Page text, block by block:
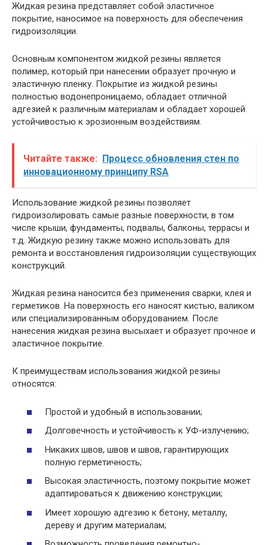
Жидкая резина представляет собой эластичное
покрытие, наносимое на поверхность для обеспечения
гидроизоляции.
Основным компонентом жидкой резины является
полимер, который при нанесении образует прочную и
эластичную пленку. Покрытие из жидкой резины
полностью водонепроницаемо, обладает отличной
адгезией к различным материалам и обладает хорошей
устойчивостью к эрозионным воздействиям.
Читайте также:
Процесс обновления стен по
инновационному принципу RSA
Использование жидкой резины позволяет
гидроизолировать самые разные поверхности, в том
числе крыши, фундаменты, подвалы, балконы, террасы и
т.д. Жидкую резину также можно использовать для
ремонта и восстановления гидроизоляции существующих
конструкций.
Жидкая резина наносится без применения сварки, клея и
герметиков. На поверхность его наносят кистью, валиком
или специализированным оборудованием. После
нанесения жидкая резина высыхает и образует прочное и
эластичное покрытие.
К преимуществам использования жидкой резины
относятся:
Простой и удобный в использовании;
Долговечность и устойчивость к УФ-излучению;
Никаких швов, швов и швов, гарантирующих
полную герметичность;
Высокая эластичность, поэтому покрытие может
адаптироваться к движению конструкции;
Имеет хорошую адгезию к бетону, металлу,
дереву и другим материалам;